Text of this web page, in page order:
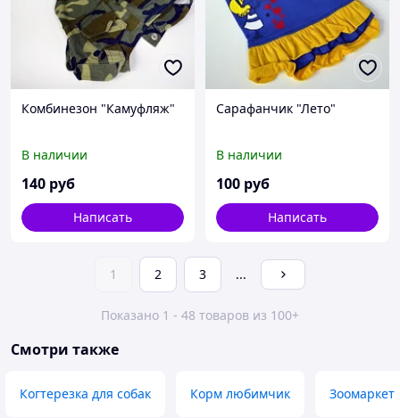
Комбинезон "Камуфляж"
В наличии
140 руб
Написать
Сарафанчик "Лето"
В наличии
100 руб
Написать
1 2 3 ...
Показано 1 - 48 товаров из 100+
Смотри также
Когтерезка для собак Корм любимчик Зоомаркет